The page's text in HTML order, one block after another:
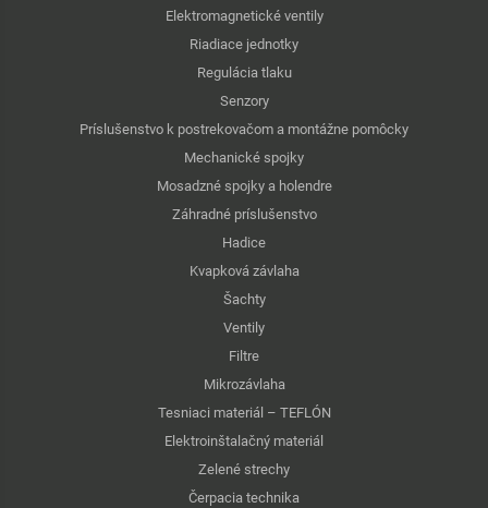
Elektromagnetické ventily
Riadiace jednotky
Regulácia tlaku
Senzory
Príslušenstvo k postrekovačom a montážne pomôcky
Mechanické spojky
Mosadzné spojky a holendre
Záhradné príslušenstvo
Hadice
Kvapková závlaha
Šachty
Ventily
Filtre
Mikrozávlaha
Tesniaci materiál – TEFLÓN
Elektroinštalačný materiál
Zelené strechy
Čerpacia technika